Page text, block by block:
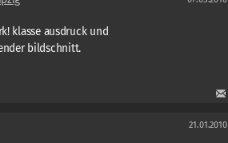
klasse ausdruck und
bildschnitt.
21.01.2010